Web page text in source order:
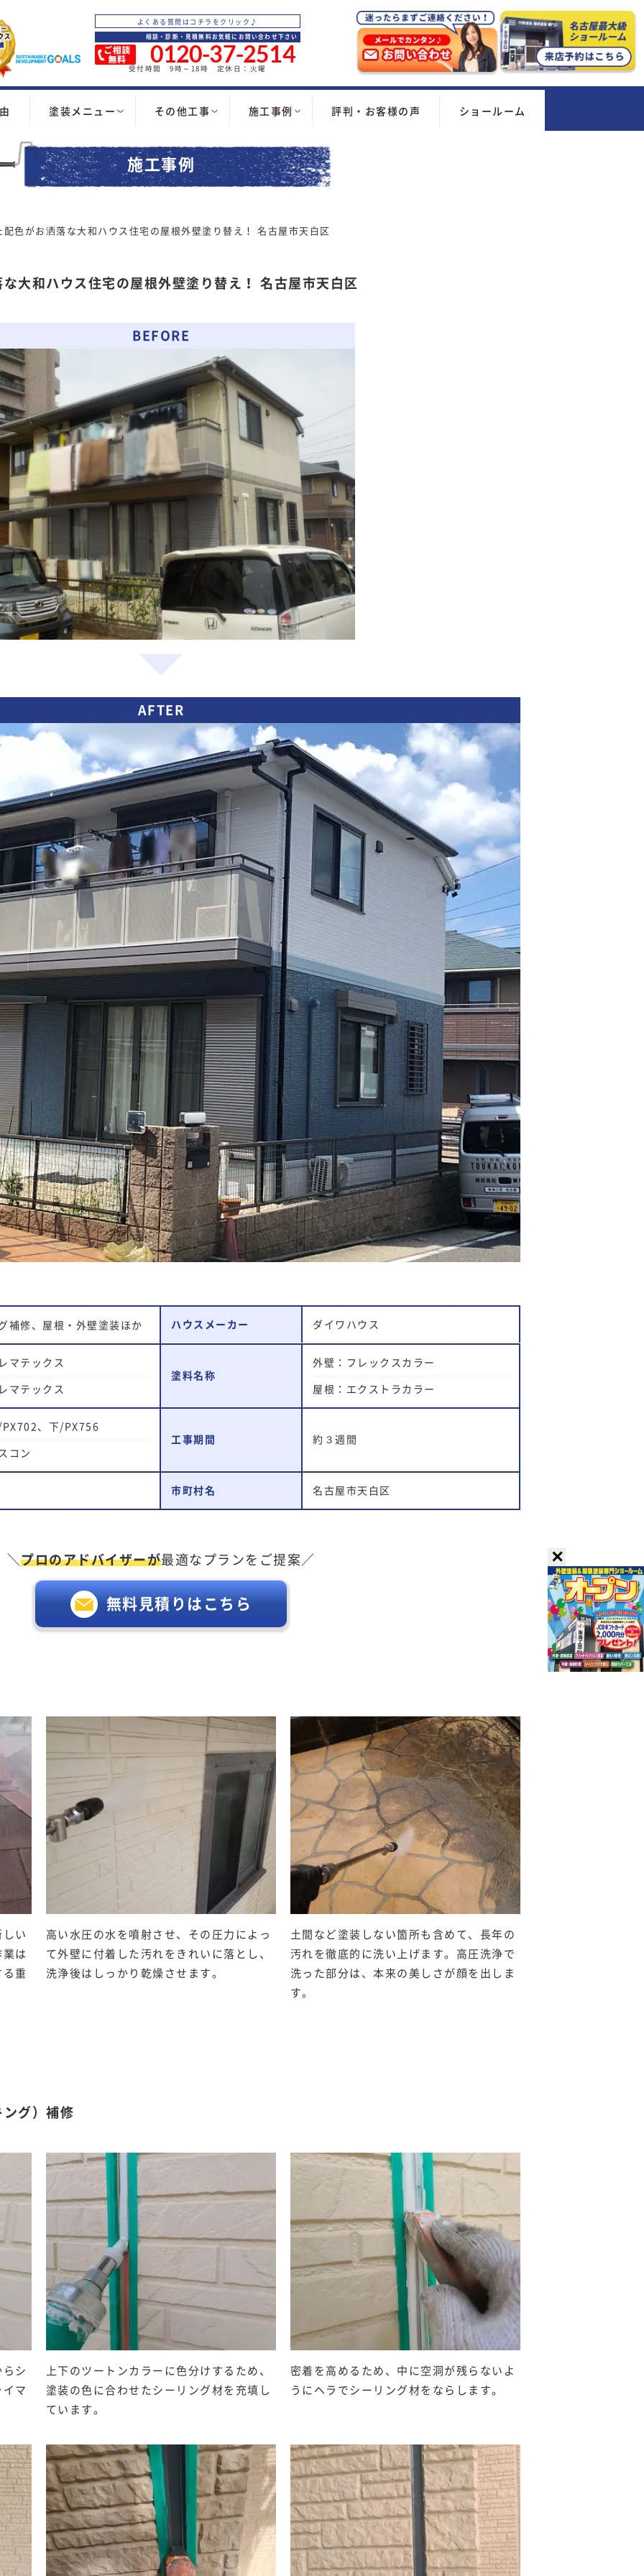
よくある質問はコチラをクリック♪
相談・診断・見積無料お気軽にお問い合わせ下さい
0120-37-2514
受付時間 9時～18時 定休日：火曜
塗装メニュー その他工事 施工事例 評判・お客様の声 ショールーム
施工事例
配色がお洒落な大和ハウス住宅の屋根外壁塗り替え！ 名古屋市天白区
大和ハウス住宅の屋根外壁塗り替え！ 名古屋市天白区
BEFORE
AFTER
補修、屋根・外壁塗装ほか ハウスメーカー ダイワハウス
マテックス
マテックス
塗料名称
外壁：フレックスカラー
屋根：エクストラカラー
、下/PX756
コン
工事期間 約３週間
市町村名 名古屋市天白区
＼ プロのアドバイザーが最適なプランをご提案／
無料見積りはこちら
い
は
重
高い水圧の水を噴射させ、その圧力によっ
て外壁に付着した汚れをきれいに落とし、
洗浄後はしっかり乾燥させます。
土間など塗装しない箇所も含めて、長年の
汚れを徹底的に洗い上げます。高圧洗浄で
洗った部分は、本来の美しさが顔を出しま
す。
グ）補修
シ
マ
上下のツートンカラーに色分けするため、
塗装の色に合わせたシーリング材を充填し
ています。
密着を高めるため、中に空洞が残らないよ
うにヘラでシーリング材をならします。
✕